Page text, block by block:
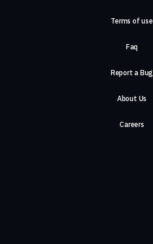
Terms of use
Faq
Report a Bug
About Us
Careers